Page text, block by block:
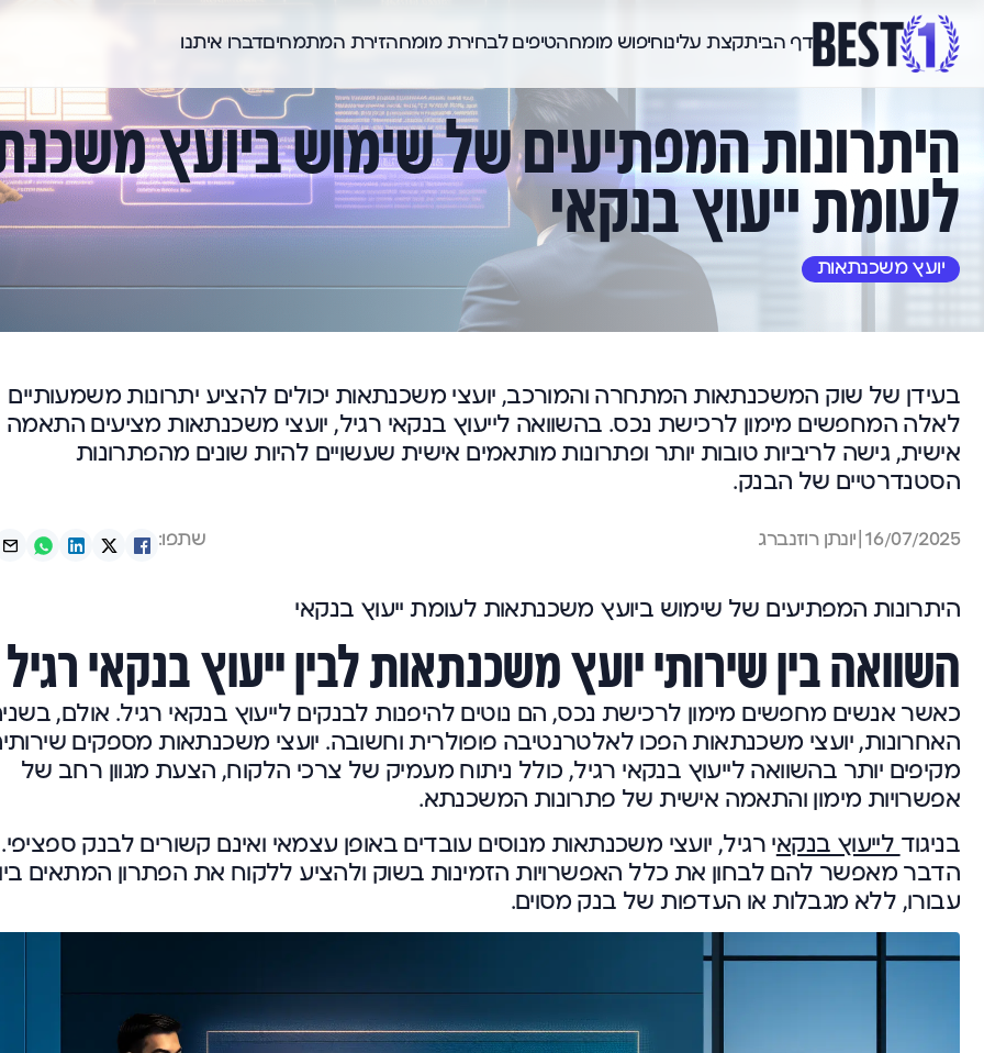
דף הביתקצת עלינוחיפוש מומחהטיפים לבחירת מומחהזירת המתמחיםדברו איתנו
היתרונות המפתיעים של שימוש ביועץ
לעומת ייעוץ בנקאי
יועץ משכנתאות
בעידן של שוק המשכנתאות המתחרה והמורכב, יועצי משכנתאות יכולים להציע יתרונות משמעותיים
לאלה המחפשים מימון לרכישת נכס. בהשוואה לייעוץ בנקאי רגיל, יועצי משכנתאות מציעים התאמה
אישית, גישה לריביות טובות יותר ופתרונות מותאמים אישית שעשויים להיות שונים מהפתרונות
הסטנדרטיים של הבנק.
16/07/2025 יונתן רוזנברג שתפו:
היתרונות המפתיעים של שימוש ביועץ משכנתאות לעומת ייעוץ בנקאי
השוואה בין שירותי יועץ משכנתאות לבין ייעוץ בנקאי רגיל
כאשר אנשים מחפשים מימון לרכישת נכס, הם נוטים להיפנות לבנקים לייעוץ בנקאי רגיל. אולם,
האחרונות, יועצי משכנתאות הפכו לאלטרנטיבה פופולרית וחשובה. יועצי משכנתאות מספקים
מקיפים יותר בהשוואה לייעוץ בנקאי רגיל, כולל ניתוח מעמיק של צרכי הלקוח, הצעת מגוון רחב של
אפשרויות מימון והתאמה אישית של פתרונות המשכנתא.
בניגוד לייעוץ בנקאי רגיל, יועצי משכנתאות מנוסים עובדים באופן עצמאי ואינם קשורים לבנק ספציפי.
הדבר מאפשר להם לבחון את כלל האפשרויות הזמינות בשוק ולהציע ללקוח את הפתרון המתאים
עבורו, ללא מגבלות או העדפות של בנק מסוים.